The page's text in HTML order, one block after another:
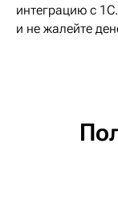
интеграцию с
и не жалейте